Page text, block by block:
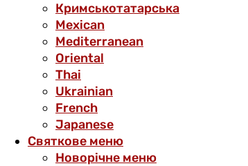
Кримськотатарська
Mexican
Mediterranean
Oriental
Thai
Ukrainian
French
Japanese
Святкове меню
Новорічне меню